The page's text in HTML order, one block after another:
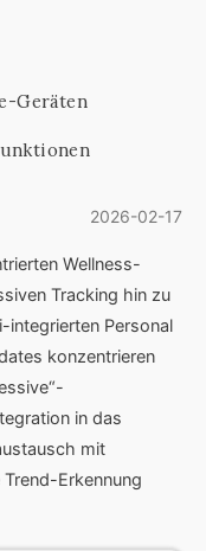
Geräten
2026-02-17
Wellness-
Tracking hin zu
integrierten Personal
konzentrieren
in das
mit
Erkennung